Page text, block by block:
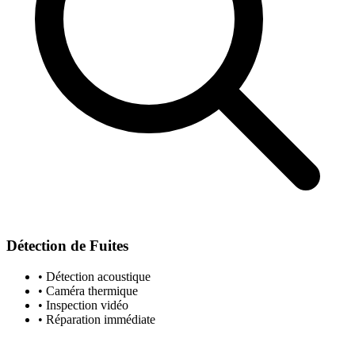
Détection de Fuites
• Détection acoustique
• Caméra thermique
• Inspection vidéo
• Réparation immédiate